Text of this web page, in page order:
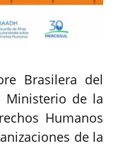
Brasilera del
Ministerio de la
Humanos
de la